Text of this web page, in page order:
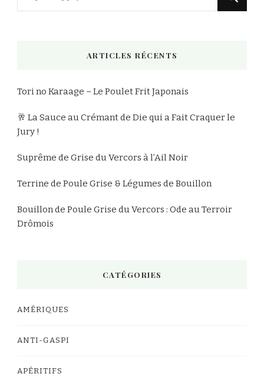
ARTICLES RÉCENTS
Tori no Karaage – Le Poulet Frit Japonais
🥂 La Sauce au Crémant de Die qui a Fait Craquer le
Jury !
Suprême de Grise du Vercors à l’Ail Noir
Terrine de Poule Grise & Légumes de Bouillon
Bouillon de Poule Grise du Vercors : Ode au Terroir
Drômois
CATÉGORIES
AMÉRIQUES
ANTI-GASPI
APÉRITIFS